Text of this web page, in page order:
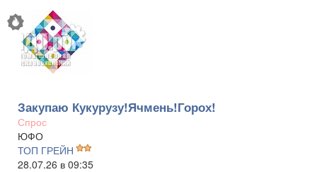
Закупаю Кукурузу!Ячмень!Горох!
Спрос
ЮФО
ТОП ГРЕЙН
28.07.26 в 09:35